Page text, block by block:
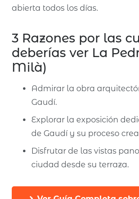
abierta todos los días.
3 Razones por las
deberías ver La
Milà)
Admirar la obra
Gaudí.
Explorar la exposición
de Gaudí y su proceso
Disfrutar de las vistas
ciudad desde su terraza.